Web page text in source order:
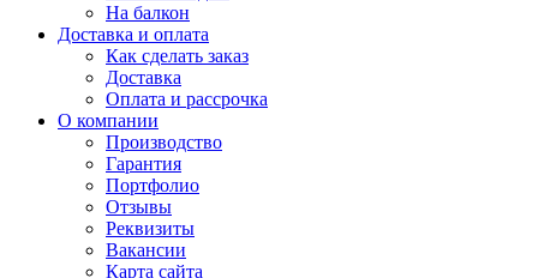
На балкон
Доставка и оплата
Как сделать заказ
Доставка
Оплата и рассрочка
О компании
Производство
Гарантия
Портфолио
Отзывы
Реквизиты
Вакансии
Карта сайта